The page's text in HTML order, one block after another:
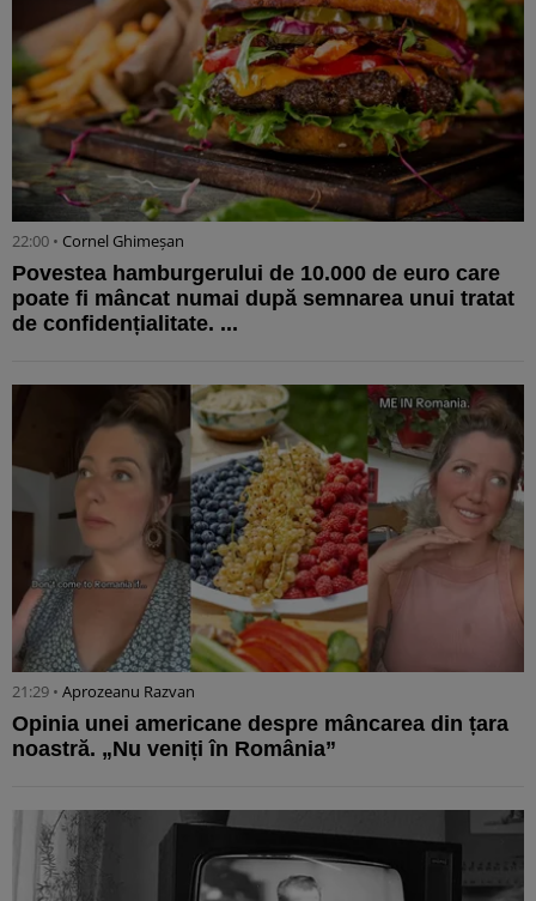
22:00 • Cornel Ghimeșan
Povestea hamburgerului de 10.000 de euro care
poate fi mâncat numai după semnarea unui tratat
de confidențialitate. ...
21:29 • Aprozeanu Razvan
Opinia unei americane despre mâncarea din țara
noastră. „Nu veniți în România”